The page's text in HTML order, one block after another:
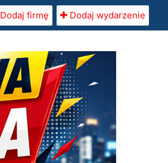
Dodaj firmę Dodaj wydarzenie